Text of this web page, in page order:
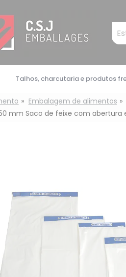
clés
Talhos, charcutaria e produtos
Embalagem de alimentos
mm Saco de feixe com abertura